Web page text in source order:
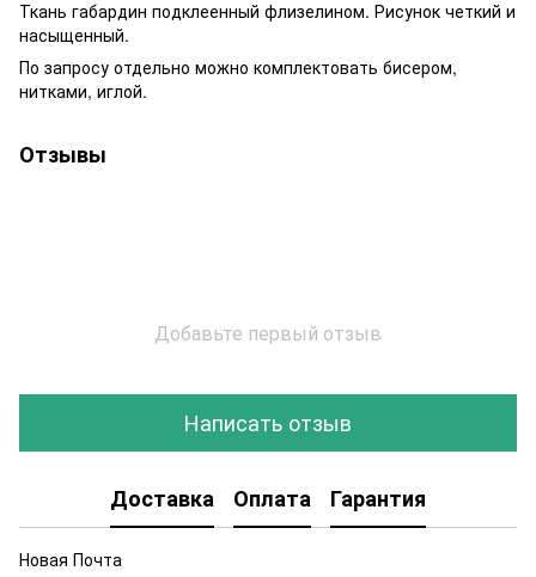
Ткань габардин подклеенный флизелином. Рисунок четкий и
насыщенный.
По запросу отдельно можно комплектовать бисером,
нитками, иглой.
Отзывы
Добавьте первый отзыв
Написать отзыв
Доставка Оплата Гарантия
Новая Почта